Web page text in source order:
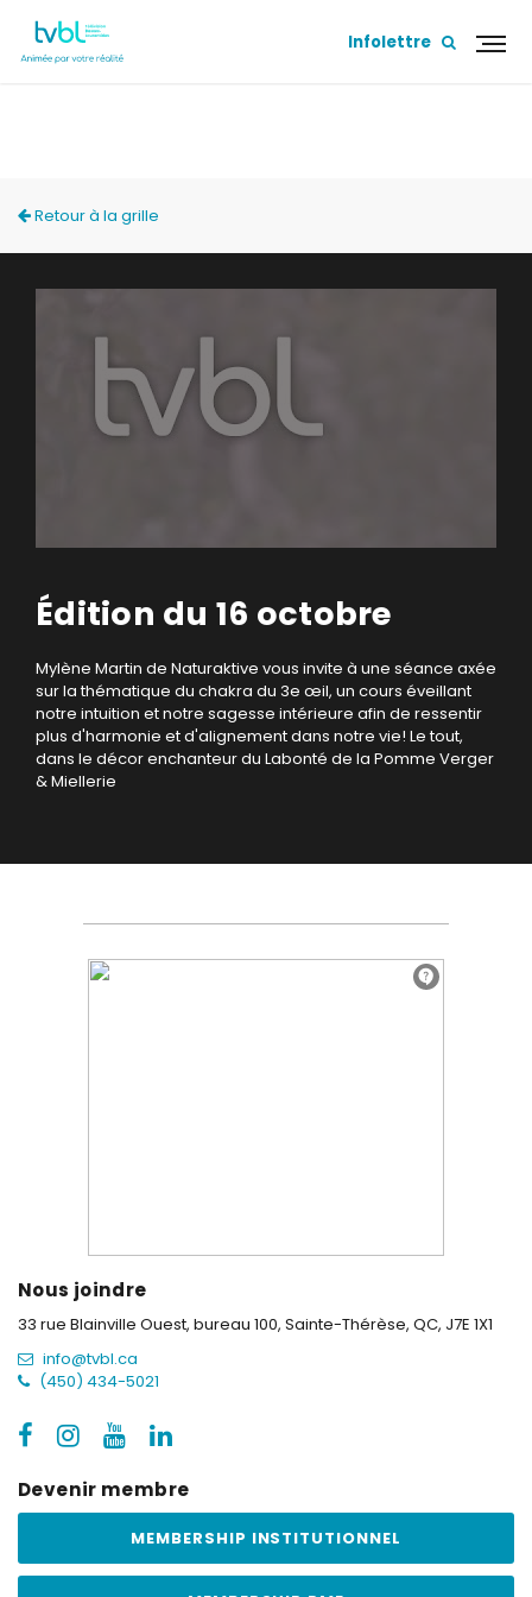
Infolettre
Retour à la grille
Édition du 16 octobre
Mylène Martin de Naturaktive vous invite à une séance axée
sur la thématique du chakra du 3e œil, un cours éveillant
notre intuition et notre sagesse intérieure afin de ressentir
plus d'harmonie et d'alignement dans notre vie! Le tout,
dans le décor enchanteur du Labonté de la Pomme Verger
& Miellerie
Nous joindre
33 rue Blainville Ouest, bureau 100, Sainte-Thérèse, QC, J7E 1X1
info@tvbl.ca
(450) 434-5021
Devenir membre
MEMBERSHIP INSTITUTIONNEL